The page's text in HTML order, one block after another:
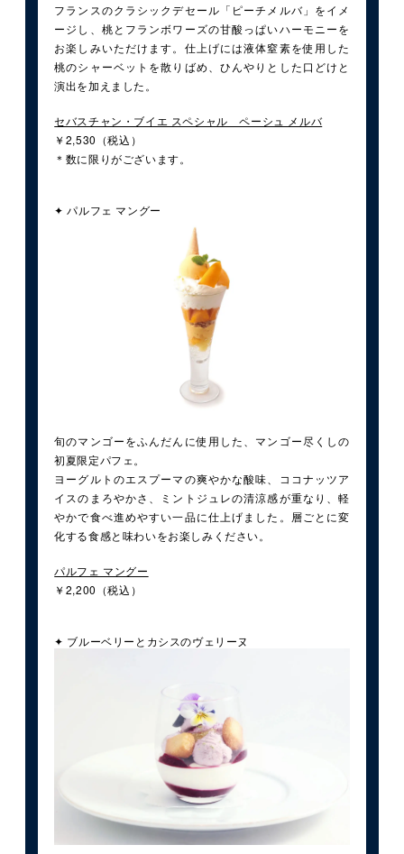
フランスのクラシックデセール「ピーチメルバ」をイメ
ージし、桃とフランボワーズの甘酸っぱいハーモニーを
お楽しみいただけます。仕上げには液体窒素を使用した
桃のシャーベットを散りばめ、ひんやりとした口どけと
演出を加えました。
セバスチャン・ブイエ スペシャル ペーシュ メルバ
￥2,530（税込）
＊数に限りがございます。
✦ パルフェ マングー
旬のマンゴーをふんだんに使用した、マンゴー尽くしの
初夏限定パフェ。
ヨーグルトのエスプーマの爽やかな酸味、ココナッツア
イスのまろやかさ、ミントジュレの清涼感が重なり、軽
やかで食べ進めやすい一品に仕上げました。層ごとに変
化する食感と味わいをお楽しみください。
パルフェ マングー
￥2,200（税込）
✦ ブルーベリーとカシスのヴェリーヌ